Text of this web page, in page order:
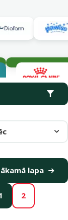
2
lapa